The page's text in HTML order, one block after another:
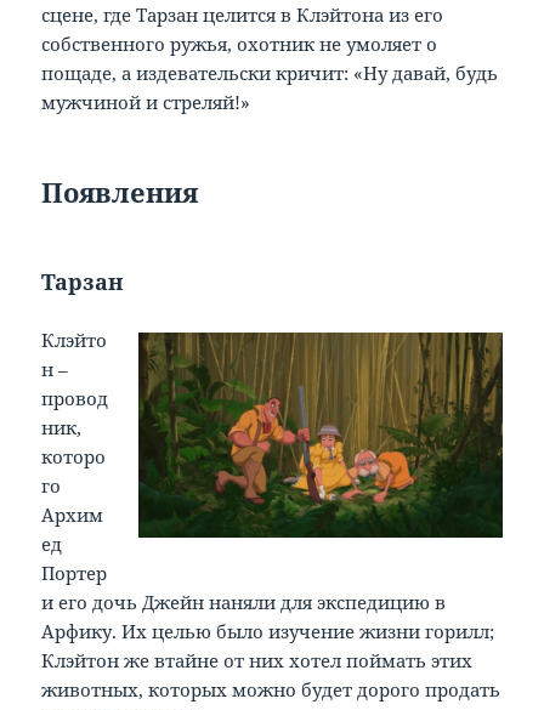
сцене, где Тарзан целится в Клэйтона из его
собственного ружья, охотник не умоляет о
пощаде, а издевательски кричит: «Ну давай, будь
мужчиной и стреляй!»
Появления
Тарзан
Клэйто
н –
провод
ник,
которо
го
Архим
ед
Портер
и его дочь Джейн наняли для экспедицию в
Арфику. Их целью было изучение жизни горилл;
Клэйтон же втайне от них хотел поймать этих
животных, которых можно будет дорого продать